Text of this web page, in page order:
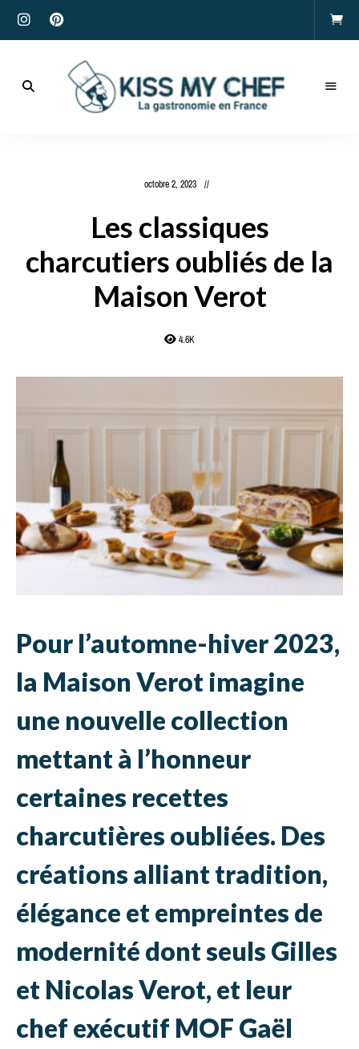
octobre 2, 2023
Les classiques
charcutiers oubliés de la
Maison Verot
4.6K
Pour l’automne-hiver 2023,
la Maison Verot imagine
une nouvelle collection
mettant à l’honneur
certaines recettes
charcutières oubliées. Des
créations alliant tradition,
élégance et empreintes de
modernité dont seuls Gilles
et Nicolas Verot, et leur
chef exécutif MOF Gaël